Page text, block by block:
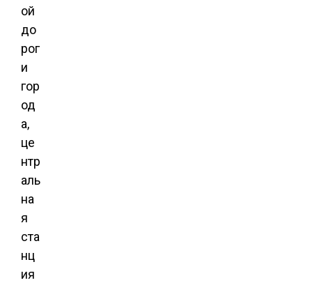
ой
до
рог
и
гор
од
а,
це
нтр
аль
на
я
ста
нц
ия